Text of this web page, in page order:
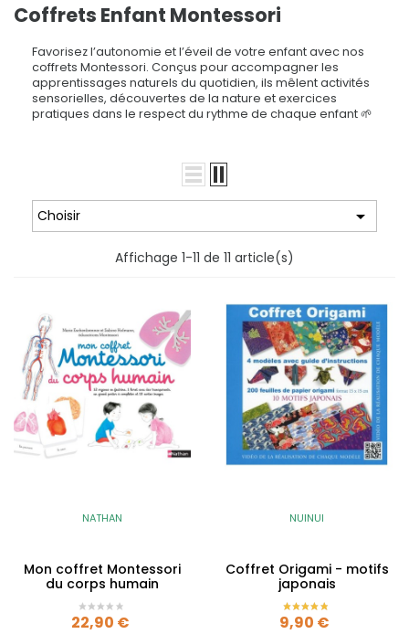
Coffrets Enfant Montessori
Favorisez l’autonomie et l’éveil de votre enfant avec nos
coffrets Montessori. Conçus pour accompagner les
apprentissages naturels du quotidien, ils mêlent activités
sensorielles, découvertes de la nature et exercices
pratiques dans le respect du rythme de chaque enfant 🌱
Choisir 
Affichage 1-11 de 11 article(s)
NATHAN
Mon coffret Montessori
du corps humain
Prix
22,90 €
NUINUI
Coffret Origami - motifs
japonais
Prix
9,90 €